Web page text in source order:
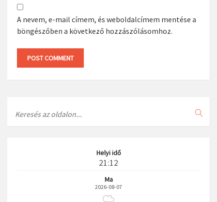
A nevem, e-mail címem, és weboldalcímem mentése a
böngészőben a következő hozzászólásomhoz.
Helyi idő
21:12
Ma
2026-08-07